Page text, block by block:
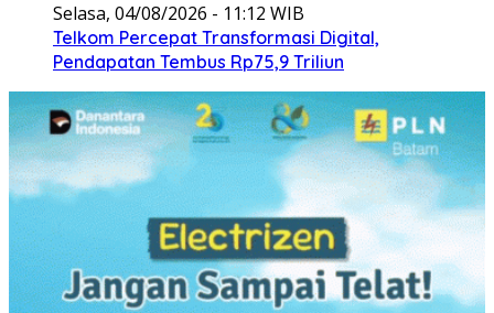
Selasa, 04/08/2026 - 11:12 WIB
Telkom Percepat Transformasi Digital,
Pendapatan Tembus Rp75,9 Triliun